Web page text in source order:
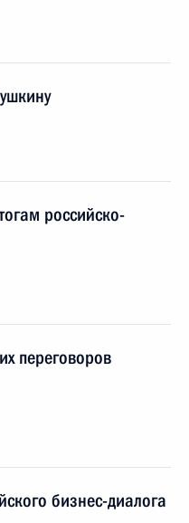
российско-
переговоров
бизнес-диалога